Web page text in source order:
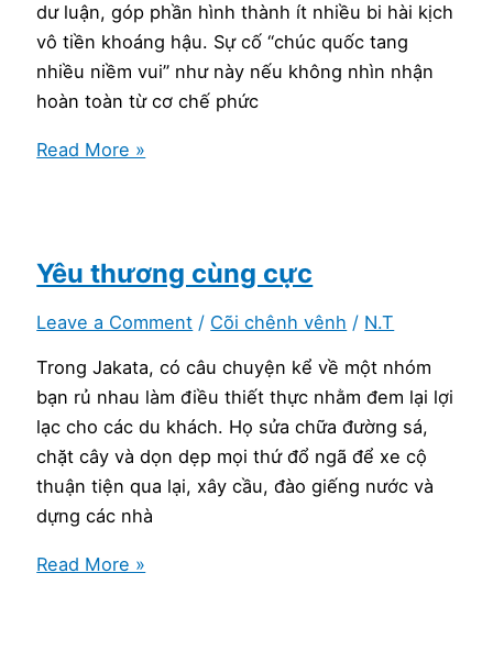
dư luận, góp phần hình thành ít nhiều bi hài kịch
vô tiền khoáng hậu. Sự cố “chúc quốc tang
nhiều niềm vui” như này nếu không nhìn nhận
hoàn toàn từ cơ chế phức
Nói
và
cách
thể
hiện
bản
thân
bất
lợi
công
Read More »
Yêu thương cùng cực
Leave a Comment / Cõi chênh vênh / N.T
Trong Jakata, có câu chuyện kể về một nhóm
bạn rủ nhau làm điều thiết thực nhằm đem lại lợi
lạc cho các du khách. Họ sửa chữa đường sá,
chặt cây và dọn dẹp mọi thứ đổ ngã để xe cộ
thuận tiện qua lại, xây cầu, đào giếng nước và
dựng các nhà
Yêu
Read More »